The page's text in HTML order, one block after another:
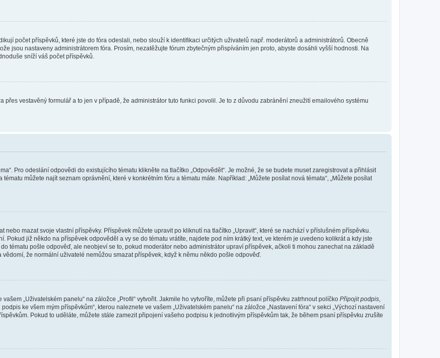
počet příspěvků, které jste do fóra odeslali, nebo slouží k identifikaci určitých uživatelů např. moderátorů a administrátorů. Obecně
jsou nastaveny administrátorem fóra. Prosím, nezatěžujte fórum zbytečným přispíváním jen proto, abyste dosáhli vyšší hodnosti. Na
sníží váš počet příspěvků.
vestavěný formulář a to jen v případě, že administrátor tuto funkci povolil. Je to z důvodu zabránění zneužití emailového systému
Pro odeslání odpovědi do existujícího tématu klikněte na tlačítko „Odpovědět“. Je možné, že se budete muset zaregistrovat a přihlásit
můžete najít seznam oprávnění, které v konkrétním fóru a tématu máte. Například: „Můžete posílat nová témata“, „Můžete posílat
mazat svoje vlastní příspěvky. Příspěvek můžete upravit po kliknutí na tlačítko „Upravit“, které se nachází v příslušném příspěvku.
Pokud již někdo na příspěvek odpověděl a vy se do tématu vrátíte, najdete pod ním krátký text, ve kterém je uvedeno kolikrát a kdy jste
tématu pošle odpověď, ale neobjeví se to, pokud moderátor nebo administrátor upraví příspěvek, ačkoli ti mohou zanechat na základě
že normální uživatelé nemůžou smazat příspěvek, když k němu někdo pošle odpověď.
„Uživatelském panelu“ na záložce „Profil“ vytvořit. Jakmile ho vytvoříte, můžete při psaní příspěvku zatrhnout políčko Připojit podpis
ke všem mým příspěvkům“, kterou naleznete ve vašem „Uživatelském panelu“ na záložce „Nastavení fóra“ v sekci „Výchozí nastavení
Pokud to uděláte, můžete stále zamezit připojení vašeho podpisu k jednotlivým příspěvkům tak, že během psaní příspěvku zrušíte